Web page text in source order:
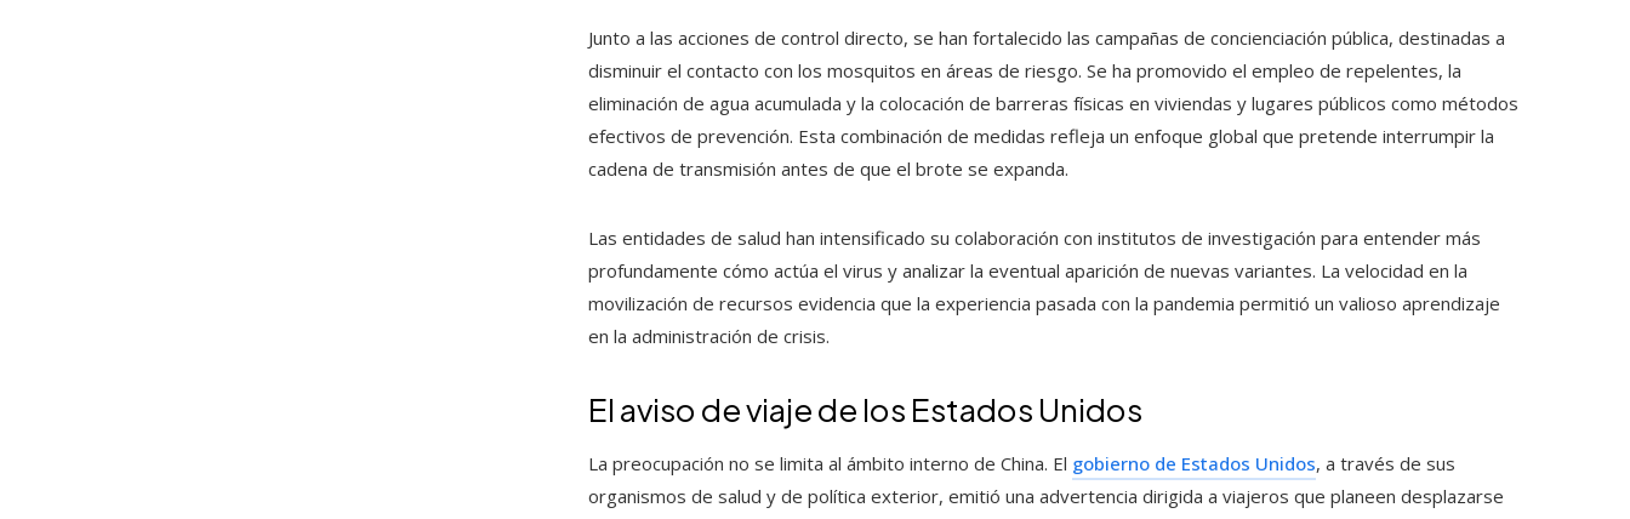
Junto a las acciones de control directo, se han fortalecido las campañas de concienciación pública, destinadas a
disminuir el contacto con los mosquitos en áreas de riesgo. Se ha promovido el empleo de repelentes, la
eliminación de agua acumulada y la colocación de barreras físicas en viviendas y lugares públicos como métodos
efectivos de prevención. Esta combinación de medidas refleja un enfoque global que pretende interrumpir la
cadena de transmisión antes de que el brote se expanda.
Las entidades de salud han intensificado su colaboración con institutos de investigación para entender más
profundamente cómo actúa el virus y analizar la eventual aparición de nuevas variantes. La velocidad en la
movilización de recursos evidencia que la experiencia pasada con la pandemia permitió un valioso aprendizaje
en la administración de crisis.
El aviso de viaje de los Estados Unidos
La preocupación no se limita al ámbito interno de China. El gobierno de Estados Unidos, a través de sus
organismos de salud y de política exterior, emitió una advertencia dirigida a viajeros que planeen desplazarse